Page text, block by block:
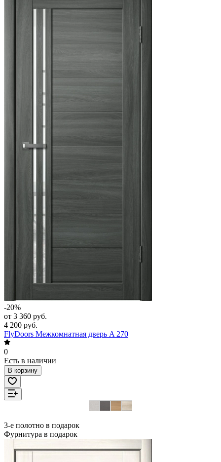
-20%
от 3 360 руб.
4 200 руб.
FlyDoors Межкомнатная дверь A 270
0
Есть в наличии
В корзину
3-е полотно в подарок
Фурнитура в подарок